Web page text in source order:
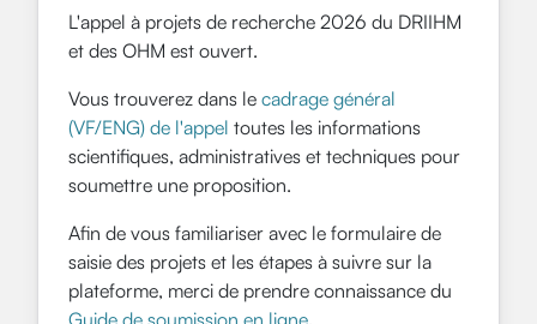
L'appel à projets de recherche 2026 du DRIIHM
et des OHM est ouvert.
Vous trouverez dans le cadrage général
(VF/ENG) de l'appel toutes les informations
scientifiques, administratives et techniques pour
soumettre une proposition.
Afin de vous familiariser avec le formulaire de
saisie des projets et les étapes à suivre sur la
plateforme, merci de prendre connaissance du
Guide de soumission en ligne.